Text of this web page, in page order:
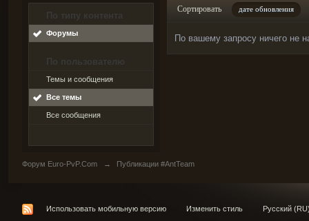
По типу контента
Форумы
По пользователю
Темы и сообщения
Все темы
Все сообщения
Сортировать дате обновления
По вашему запросу ничего не
Форум Euro-PvP.Com → Публикации #AntTeam
Использовать мобильную версию Изменить стиль Русский